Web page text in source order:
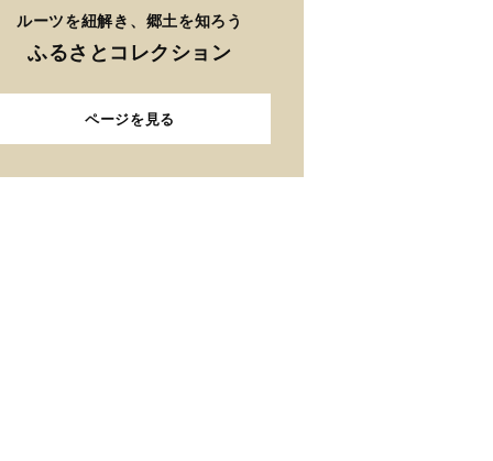
ルーツを紐解き、郷土を知ろう
ふるさとコレクション
ページを見る